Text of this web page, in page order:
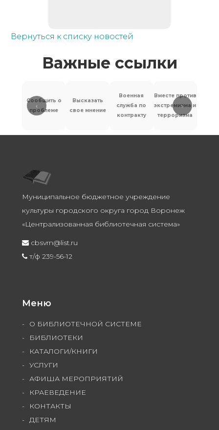
Вернуться к списку новостей
Важные ссылки
‹
Сообщить о
проблеме
Высказать
свое мнение
Военная
служба по
контракту
Вместе против
экстремизма и
терроризма
›
Муниципальное бюджетное учреждение
культуры городского округа город Воронеж
«Централизованная библиотечная система»
cbsvrn@list.ru
т/ф 239-56-12
Меню
О БИБЛИОТЕЧНОЙ СИСТЕМЕ
БИБЛИОТЕКИ
КАТАЛОГИ/КНИГИ
УСЛУГИ
АФИША МЕРОПРИЯТИЙ
КРАЕВЕДЕНИЕ
КОНТАКТЫ
ДЕТЯМ